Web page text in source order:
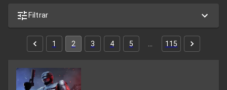
Filtrar
1 2 3 4 5 115